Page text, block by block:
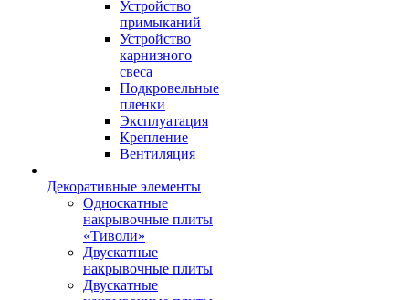
Устройство
примыканий
Устройство
карнизного
свеса
Подкровельные
пленки
Эксплуатация
Крепление
Вентиляция
Декоративные элементы
Односкатные
накрывочные плиты
«Тиволи»
Двускатные
накрывочные плиты
Двускатные